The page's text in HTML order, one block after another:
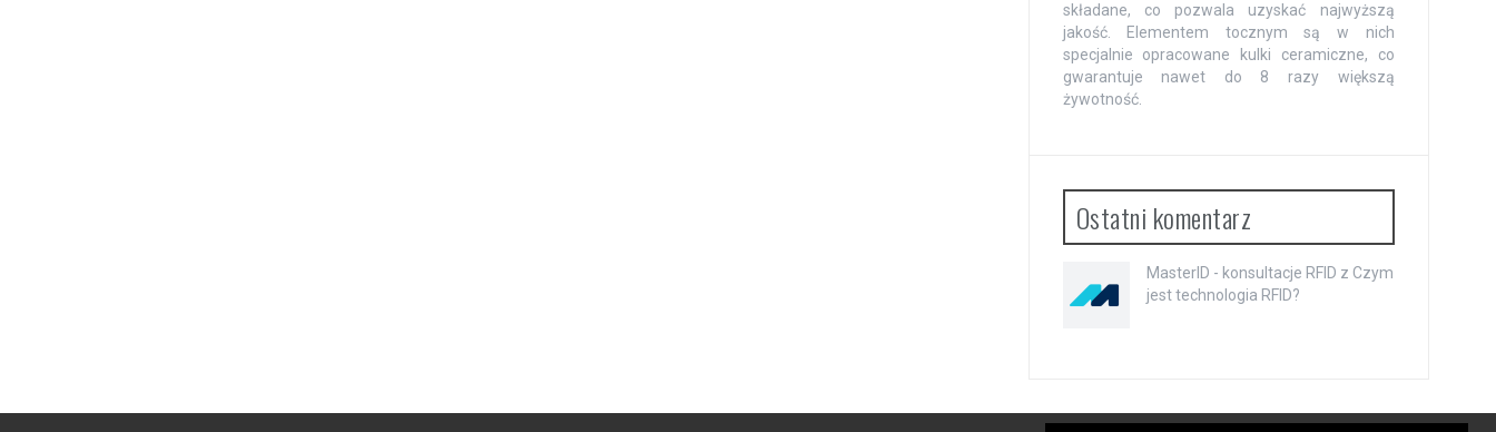
składane, co pozwala uzyskać najwyższą
jakość. Elementem tocznym są w nich
specjalnie opracowane kulki ceramiczne, co
gwarantuje nawet do 8 razy większą
żywotność.
Ostatni komentarz
MasterID - konsultacje RFID z Czym
jest technologia RFID?